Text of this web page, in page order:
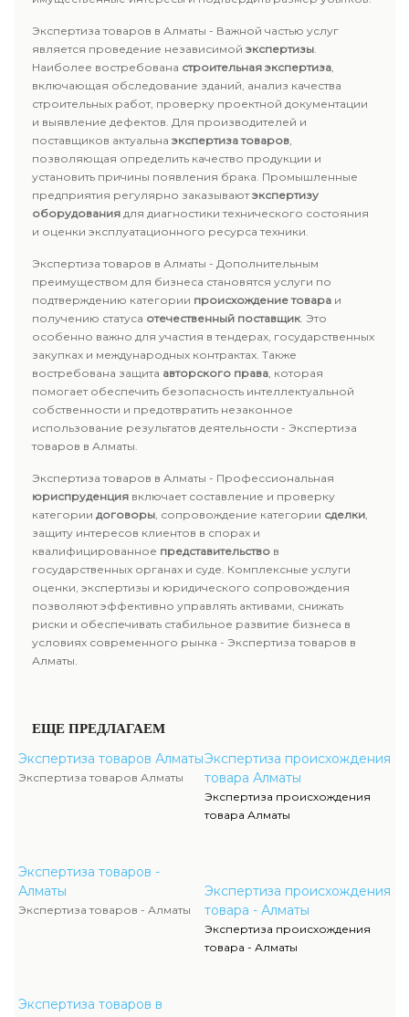
Экспертиза товаров в Алматы - Важной частью услуг
является проведение независимой экспертизы.
Наиболее востребована строительная экспертиза,
включающая обследование зданий, анализ качества
строительных работ, проверку проектной документации
и выявление дефектов. Для производителей и
поставщиков актуальна экспертиза товаров,
позволяющая определить качество продукции и
установить причины появления брака. Промышленные
предприятия регулярно заказываютэкспертизу
оборудования для диагностики технического состояния
и оценки эксплуатационного ресурса техники.
Экспертиза товаров в Алматы - Дополнительным
преимуществом для бизнеса становятся услуги по
подтверждению категории происхождение товара и
получению статуса отечественный поставщик. Это
особенно важно для участия в тендерах, государственных
закупках и международных контрактах. Также
востребована защита авторского права, которая
помогает обеспечить безопасность интеллектуальной
собственности и предотвратить незаконное
использование результатов деятельности - Экспертиза
товаров в Алматы.
Экспертиза товаров в Алматы - Профессиональная
юриспруденция включает составление и проверку
категории договоры, сопровождение категории сделки,
защиту интересов клиентов в спорах и
квалифицированное представительство в
государственных органах и суде. Комплексные услуги
оценки, экспертизы и юридического сопровождения
позволяют эффективно управлять активами, снижать
риски и обеспечивать стабильное развитие бизнеса в
условиях современного рынка - Экспертиза товаров в
Алматы.
ЕЩЕ ПРЕДЛАГАЕМ
Экспертиза товаров Алматы
Экспертиза товаров Алматы
Экспертиза товаров -
Алматы
Экспертиза товаров - Алматы
Экспертиза товаров в
Экспертиза происхождения
товара Алматы
Экспертиза происхождения
товара Алматы
Экспертиза происхождения
товара - Алматы
Экспертиза происхождения
товара - Алматы